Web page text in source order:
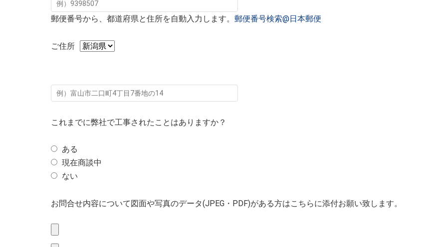
郵便番号から、都道府県と住所を自動入力します。 郵便番号検索@日本郵便
ご住所
これまでに弊社で工事されたことはありますか？
ある
現在商談中
ない
お問合せ内容について図面や写真のデータ(JPEG・PDF)がある方はこちらに添付お願い致します。